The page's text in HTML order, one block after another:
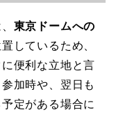
東京ドームへの
しているため、
便利な立地と言
加時や、翌日も
定がある場合に